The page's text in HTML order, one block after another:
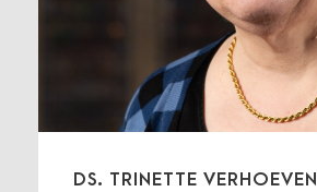
DS. TRINETTE VERHOEVEN